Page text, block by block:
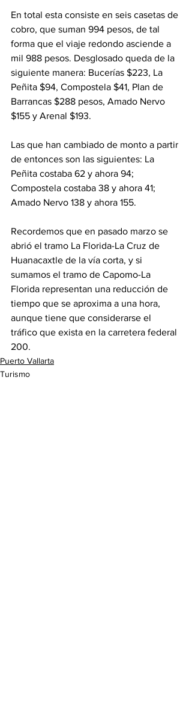
En total esta consiste en seis casetas de
cobro, que suman 994 pesos, de tal
forma que el viaje redondo asciende a
mil 988 pesos. Desglosado queda de la
siguiente manera: Bucerías $223, La
Peñita $94, Compostela $41, Plan de
Barrancas $288 pesos, Amado Nervo
$155 y Arenal $193.
Las que han cambiado de monto a partir
de entonces son las siguientes: La
Peñita costaba 62 y ahora 94;
Compostela costaba 38 y ahora 41;
Amado Nervo 138 y ahora 155.
Recordemos que en pasado marzo se
abrió el tramo La Florida-La Cruz de
Huanacaxtle de la vía corta, y si
sumamos el tramo de Capomo-La
Florida representan una reducción de
tiempo que se aproxima a una hora,
aunque tiene que considerarse el
tráfico que exista en la carretera federal
200.
Puerto Vallarta
Turismo